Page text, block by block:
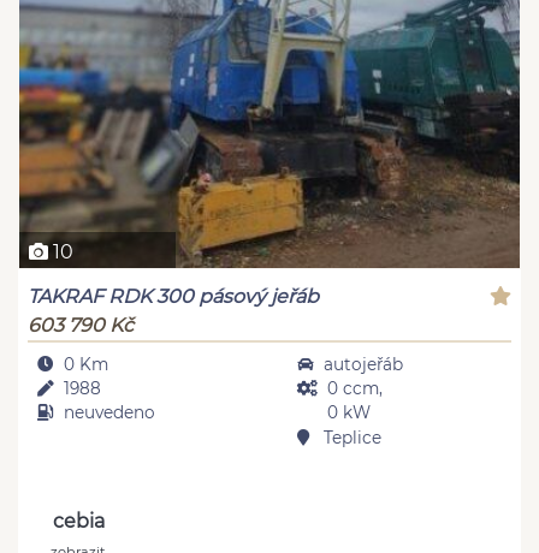
10
TAKRAF RDK 300 pásový jeřáb
603 790 Kč
0 Km
1988
neuvedeno
autojeřáb
0 ccm,
0 kW
Teplice
cebia